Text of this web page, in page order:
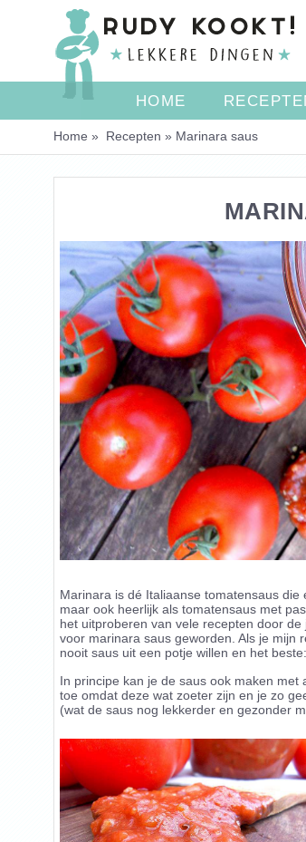
HOME
U BENT HIER
Home » Recepten » Marinara saus
Marinara is dé Italiaanse tomatensaus
maar ook heerlijk als tomatensaus met
het uitproberen van vele recepten door
voor marinara saus geworden. Als je mijn
nooit saus uit een potje willen en het
In principe kan je de saus ook maken
toe omdat deze wat zoeter zijn en je zo
(wat de saus nog lekkerder en gezonder